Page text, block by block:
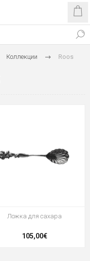
Коллекции Roos
Ложка для сахара
105,00€